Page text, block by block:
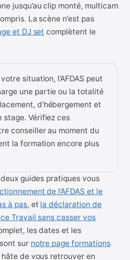
jusqu’au clip monté, multicam
La scène n’est pas
et DJ set complètent le
situation, l’AFDAS peut
une partie ou la totalité
d’hébergement et
stage. Vérifiez ces
conseiller au moment du
la formation encore plus
guides pratiques vous
de l’AFDAS et le
à pas, et la déclaration de
Travail sans casser vos
les dates et les
sur notre page formations
hâte de vous retrouver en